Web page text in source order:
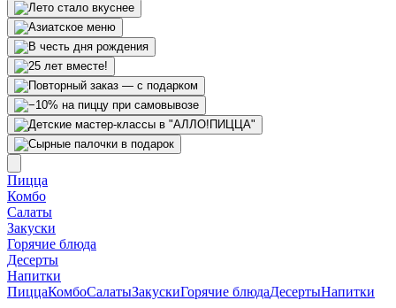
Пицца
Комбо
Салаты
Закуски
Горячие блюда
Десерты
Напитки
ПиццаКомбоСалатыЗакускиГорячие блюдаДесертыНапитки